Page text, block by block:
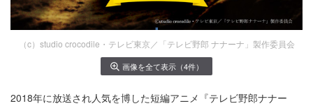
（c）studio crocodile・テレビ東京／「テレビ野郎 ナナーナ」製作委員会
画像を全て表示（4件）
2018年に放送され人気を博した短編アニメ『テレビ野郎ナナー